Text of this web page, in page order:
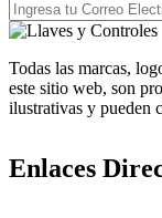
Todas las marcas,
este sitio web, son
ilustrativas y pueden
Enlaces